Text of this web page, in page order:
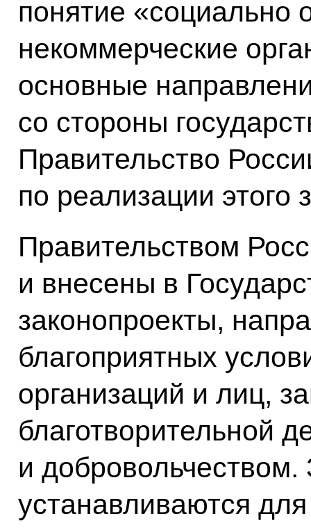
понятие «социально
некоммерческие
основные
со стороны
Правительство
по реализации этого
Правительством
и внесены в
законопроекты,
благоприятных
организаций и лиц,
благотворительной
и добровольчеством.
устанавливаются